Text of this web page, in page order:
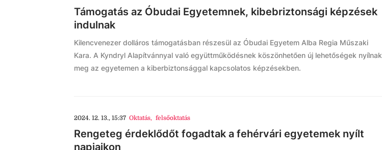
Támogatás az Óbudai Egyetemnek, kibebriztonsági képzések
indulnak
Kilencvenezer dolláros támogatásban részesül az Óbudai Egyetem Alba Regia Műszaki
Kara. A Kyndryl Alapítvánnyal való együttműködésnek köszönhetően új lehetőségek nyílnak
meg az egyetemen a kiberbiztonsággal kapcsolatos képzésekben.
2024. 12. 13., 15:37 Oktatás, felsőoktatás
Rengeteg érdeklődőt fogadtak a fehérvári egyetemek nyílt
napjaikon